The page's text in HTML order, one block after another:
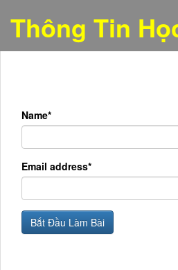
Thông Tin
Name*
Email address*
Bắt Đầu Làm Bài